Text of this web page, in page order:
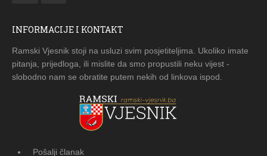
INFORMACIJE I KONTAKT
Ramski Vjesnik stoji na usluzi svim posjetiteljima. Ukoliko imate
pitanja, prijedloga, ili mislite da smo propustili neku vijest -
slobodno nam se obratite putem nekih od linkova ispod.
Pošalji članak